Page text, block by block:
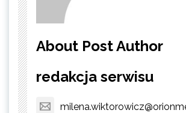
About Post Author
redakcja serwisu